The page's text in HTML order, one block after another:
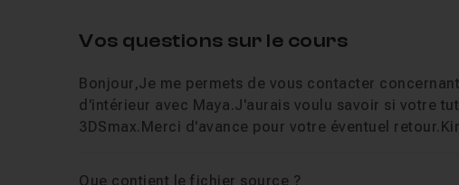
Vos questions sur le cours
Bonjour,Je me permets de vous contacter
d'intérieur avec Maya.J'aurais voulu savoir si votre
3DSmax.Merci d'avance pour votre éventuel
Que contient le fichier source ?